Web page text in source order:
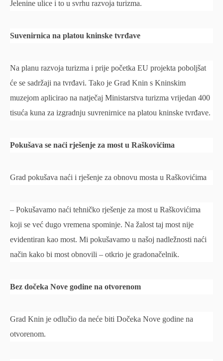
Jelenine ulice i to u svrhu razvoja turizma.
Suvenirnica na platou kninske tvrđave
Na planu razvoja turizma i prije početka EU projekta poboljšat
će se sadržaji na tvrđavi. Tako je Grad Knin s Kninskim
muzejom aplicirao na natječaj Ministarstva turizma vrijedan 400
tisuća kuna za izgradnju suvrenirnice na platou kninske tvrđave.
Pokušava se naći rješenje za most u Raškovićima
Grad pokušava naći i rješenje za obnovu mosta u Raškovićima
– Pokušavamo naći tehničko rješenje za most u Raškovićima
koji se već dugo vremena spominje. Na žalost taj most nije
evidentiran kao most. Mi pokušavamo u našoj nadležnosti naći
način kako bi most obnovili – otkrio je gradonačelnik.
Bez dočeka Nove godine na otvorenom
Grad Knin je odlučio da neće biti Dočeka Nove godine na
otvorenom.